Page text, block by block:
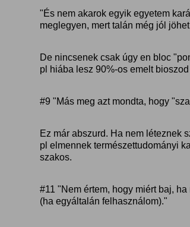
"És nem akarok egyik egyetem
meglegyen, mert talán még jól
De nincsenek csak úgy en bloc
pl hiába lesz 90%-os emelt
#9 "Más meg azt mondta, hogy
Ez már abszurd. Ha nem léteznek
pl elmennek természettudományi
szakos.
#11 "Nem értem, hogy miért baj,
(ha egyáltalán felhasználom)."